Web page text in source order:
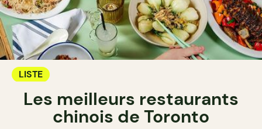
LISTE
Les meilleurs restaurants
chinois de Toronto